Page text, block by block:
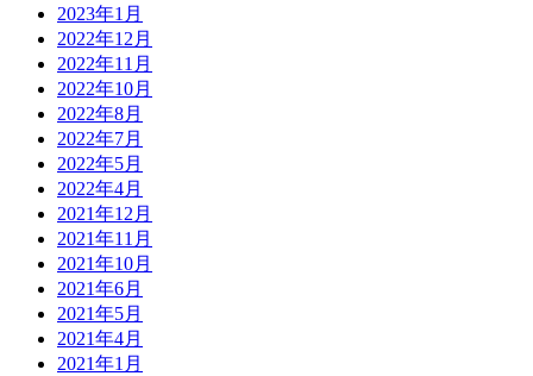
2023年1月
2022年12月
2022年11月
2022年10月
2022年8月
2022年7月
2022年5月
2022年4月
2021年12月
2021年11月
2021年10月
2021年6月
2021年5月
2021年4月
2021年1月